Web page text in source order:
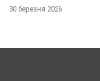
30 березня 2026